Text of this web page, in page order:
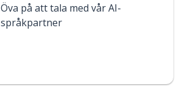
Öva på att tala med vår AI-
språkpartner